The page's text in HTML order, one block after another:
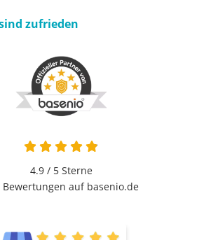
zufrieden
4.9 / 5Sterne
Bewertungen auf basenio.de